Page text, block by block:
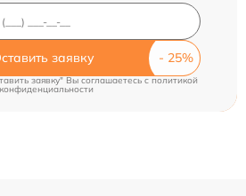
заявку
заявку" Вы соглашаетесь cполитикой
конфиденциальности